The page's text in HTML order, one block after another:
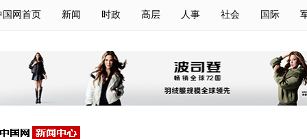
国网首页 新闻 时政 高层 人事 社会 国际